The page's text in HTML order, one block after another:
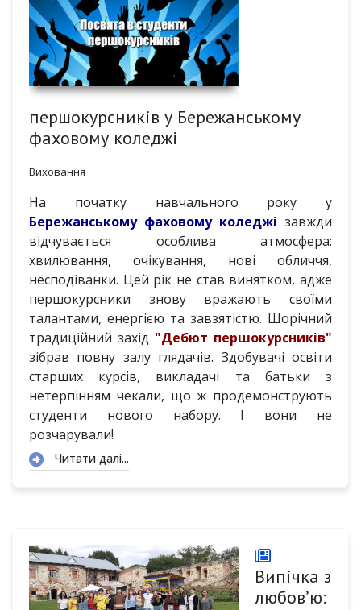
першокурсників у Бережанському
фаховому коледжі
Виховання
На початку навчального року у
Бережанському фаховому коледжі завжди
відчувається особлива атмосфера:
хвилювання, очікування, нові обличчя,
несподіванки. Цей рік не став винятком, адже
першокурсники знову вражають своїми
талантами, енергією та завзятістю. Щорічний
традиційний захід "Дебют першокурсників"
зібрав повну залу глядачів. Здобувачі освіти
старших курсів, викладачі та батьки з
нетерпінням чекали, що ж продемонструють
студенти нового набору. І вони не
розчарували!
Читати далі...
Випічка з
любов’ю: